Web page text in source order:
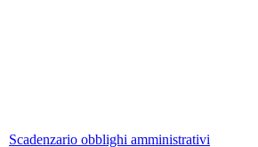
Scadenzario obblighi amministrativi